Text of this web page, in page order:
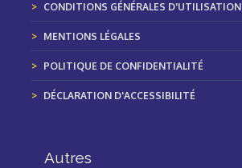
CONDITIONS GÉNÉRALES D'UTILISATION
MENTIONS LÉGALES
POLITIQUE DE CONFIDENTIALITÉ
DÉCLARATION D'ACCESSIBILITÉ
Autres